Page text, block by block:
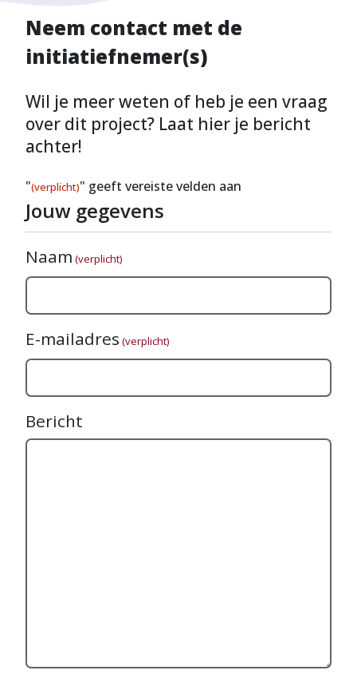
Neem contact met de
initiatiefnemer(s)
Wil je meer weten of heb je een vraag
over dit project? Laat hier je bericht
achter!
"(verplicht)" geeft vereiste velden aan
Jouw gegevens
Naam (verplicht)
E-mailadres (verplicht)
Bericht